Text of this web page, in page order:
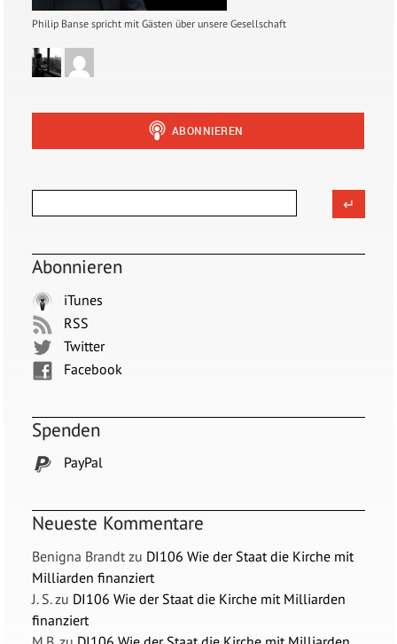
Philip Banse spricht mit Gästen über unsere Gesellschaft
Abonnieren
iTunes
RSS
Twitter
Facebook
Spenden
PayPal
Neueste Kommentare
Benigna Brandt zu DI106 Wie der Staat die Kirche mit
Milliarden finanziert
J. S.zu DI106 Wie der Staat die Kirche mit Milliarden
finanziert